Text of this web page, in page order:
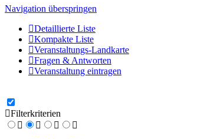
Navigation überspringen
Detaillierte Liste
Kompakte Liste
Veranstaltungs-Landkarte
Fragen & Antworten
Veranstaltung eintragen
Filterkriterien